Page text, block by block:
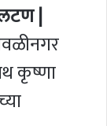
|
कृष्णा